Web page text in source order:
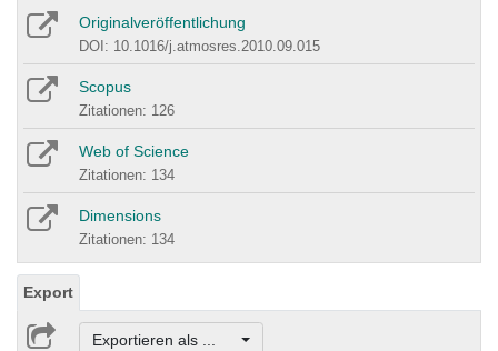
Originalveröffentlichung
DOI: 10.1016/j.atmosres.2010.09.015
Scopus
Zitationen: 126
Web of Science
Zitationen: 134
Dimensions
Zitationen: 134
Export
Exportieren als ...